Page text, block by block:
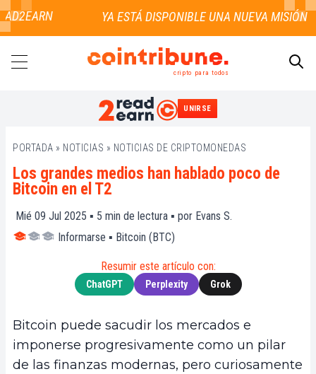
cripto para todos
UNIRSE
PORTADA » NOTICIAS » NOTICIAS DE CRIPTOMONEDAS
Los grandes medios han hablado poco de
Bitcoin en el T2
Mié 09 Jul 2025 ▪ 5 min de lectura ▪ por Evans S.
Informarse ▪ Bitcoin (BTC)
Resumir este artículo con:
ChatGPT Perplexity Grok
Bitcoin puede sacudir los mercados e
imponerse progresivamente como un pilar
de las finanzas modernas, pero curiosamente